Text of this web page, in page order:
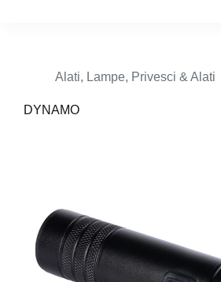
Alati, Lampe, Privesci & Alati
DYNAMO